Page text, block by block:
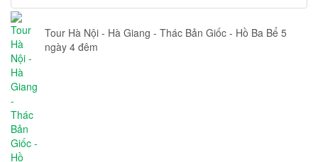
Tour Hà Nội - Hà Giang - Thác Bản Giốc - Hồ Ba Bể 5
ngày 4 đêm